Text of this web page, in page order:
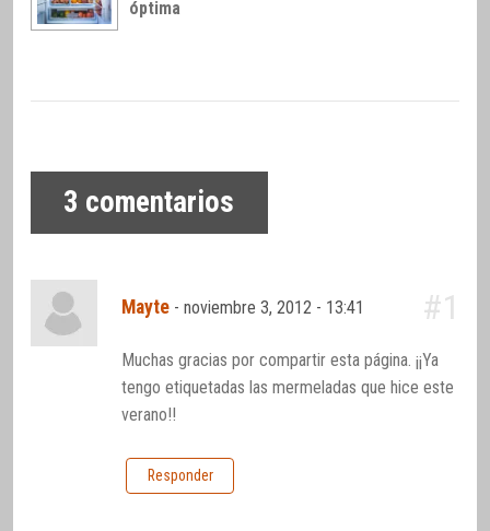
óptima
3 comentarios
Mayte -noviembre 3, 2012 - 13:41 #1
Muchas gracias por compartir esta página. ¡¡Ya
tengo etiquetadas las mermeladas que hice este
verano!!
Responder